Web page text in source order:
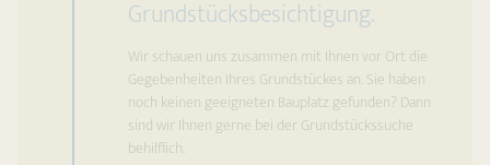
Grundstücksbesichtigung.
Wir schauen uns zusammen mit Ihnen vor Ort die
Gegebenheiten Ihres Grundstückes an. Sie haben
noch keinen geeigneten Bauplatz gefunden? Dann
sind wir Ihnen gerne bei der Grundstückssuche
behilflich.